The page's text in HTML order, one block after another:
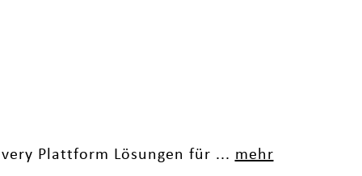
Plattform Lösungen für ... mehr